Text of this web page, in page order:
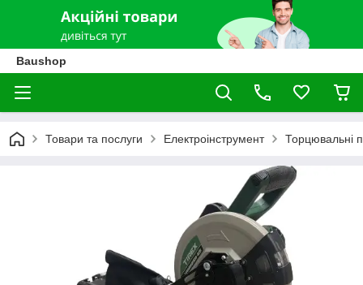
Baushop
Товари та послуги Електроінструмент Торцювальні